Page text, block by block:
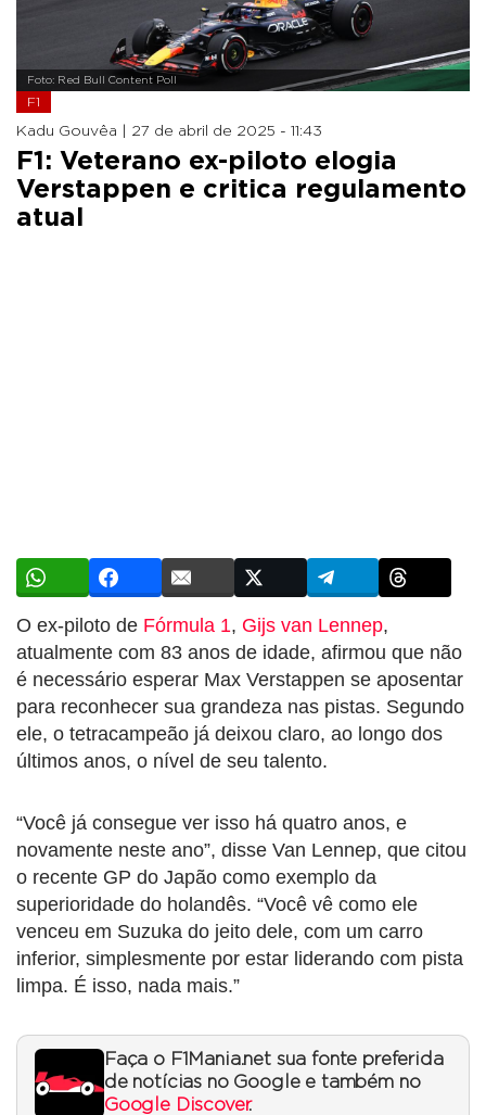
Foto: Red Bull Content Poll
F1
Kadu Gouvêa | 27 de abril de 2025 - 11:43
F1: Veterano ex-piloto elogia
Verstappen e critica regulamento
atual
O ex-piloto de Fórmula 1, Gijs van Lennep,
atualmente com 83 anos de idade, afirmou que não
é necessário esperar Max Verstappen se aposentar
para reconhecer sua grandeza nas pistas. Segundo
ele, o tetracampeão já deixou claro, ao longo dos
últimos anos, o nível de seu talento.
“Você já consegue ver isso há quatro anos, e
novamente neste ano”, disse Van Lennep, que citou
o recente GP do Japão como exemplo da
superioridade do holandês. “Você vê como ele
venceu em Suzuka do jeito dele, com um carro
inferior, simplesmente por estar liderando com pista
limpa. É isso, nada mais.”
Faça o F1Mania.net sua fonte preferida
de notícias no Google e também no
Google Discover.